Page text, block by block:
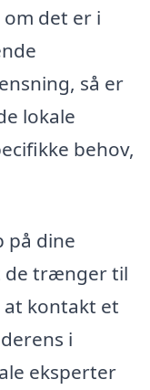
det er i
så er
lokale
behov,
på dine
de trænger til
kontakt et
i
eksperter